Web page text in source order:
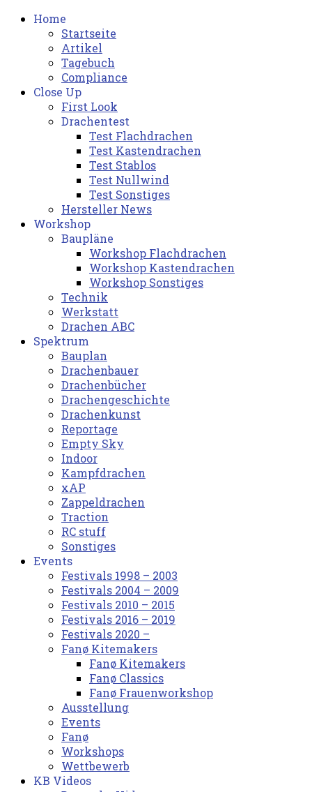
Home
Startseite
Artikel
Tagebuch
Compliance
Close Up
First Look
Drachentest
Test Flachdrachen
Test Kastendrachen
Test Stablos
Test Nullwind
Test Sonstiges
Hersteller News
Workshop
Baupläne
Workshop Flachdrachen
Workshop Kastendrachen
Workshop Sonstiges
Technik
Werkstatt
Drachen ABC
Spektrum
Bauplan
Drachenbauer
Drachenbücher
Drachengeschichte
Drachenkunst
Reportage
Empty Sky
Indoor
Kampfdrachen
xAP
Zappeldrachen
Traction
RC stuff
Sonstiges
Events
Festivals 1998 – 2003
Festivals 2004 – 2009
Festivals 2010 – 2015
Festivals 2016 – 2019
Festivals 2020 –
Fanø Kitemakers
Fanø Kitemakers
Fanø Classics
Fanø Frauenworkshop
Ausstellung
Events
Fanø
Workshops
Wettbewerb
KB Videos